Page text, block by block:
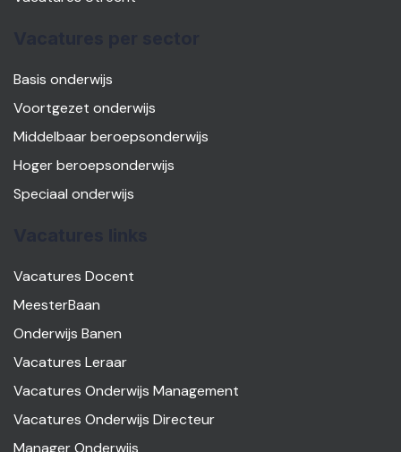
Basis onderwijs
Voortgezet onderwijs
Middelbaar beroepsonderwijs
Hoger beroepsonderwijs
Speciaal onderwijs
Vacatures Docent
MeesterBaan
Onderwijs Banen
Vacatures Leraar
Vacatures Onderwijs Management
Vacatures Onderwijs Directeur
Manager Onderwijs